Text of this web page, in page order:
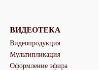
ВИДЕОТЕКА
Видеопродукция
Мультипликация
Оформление эфира